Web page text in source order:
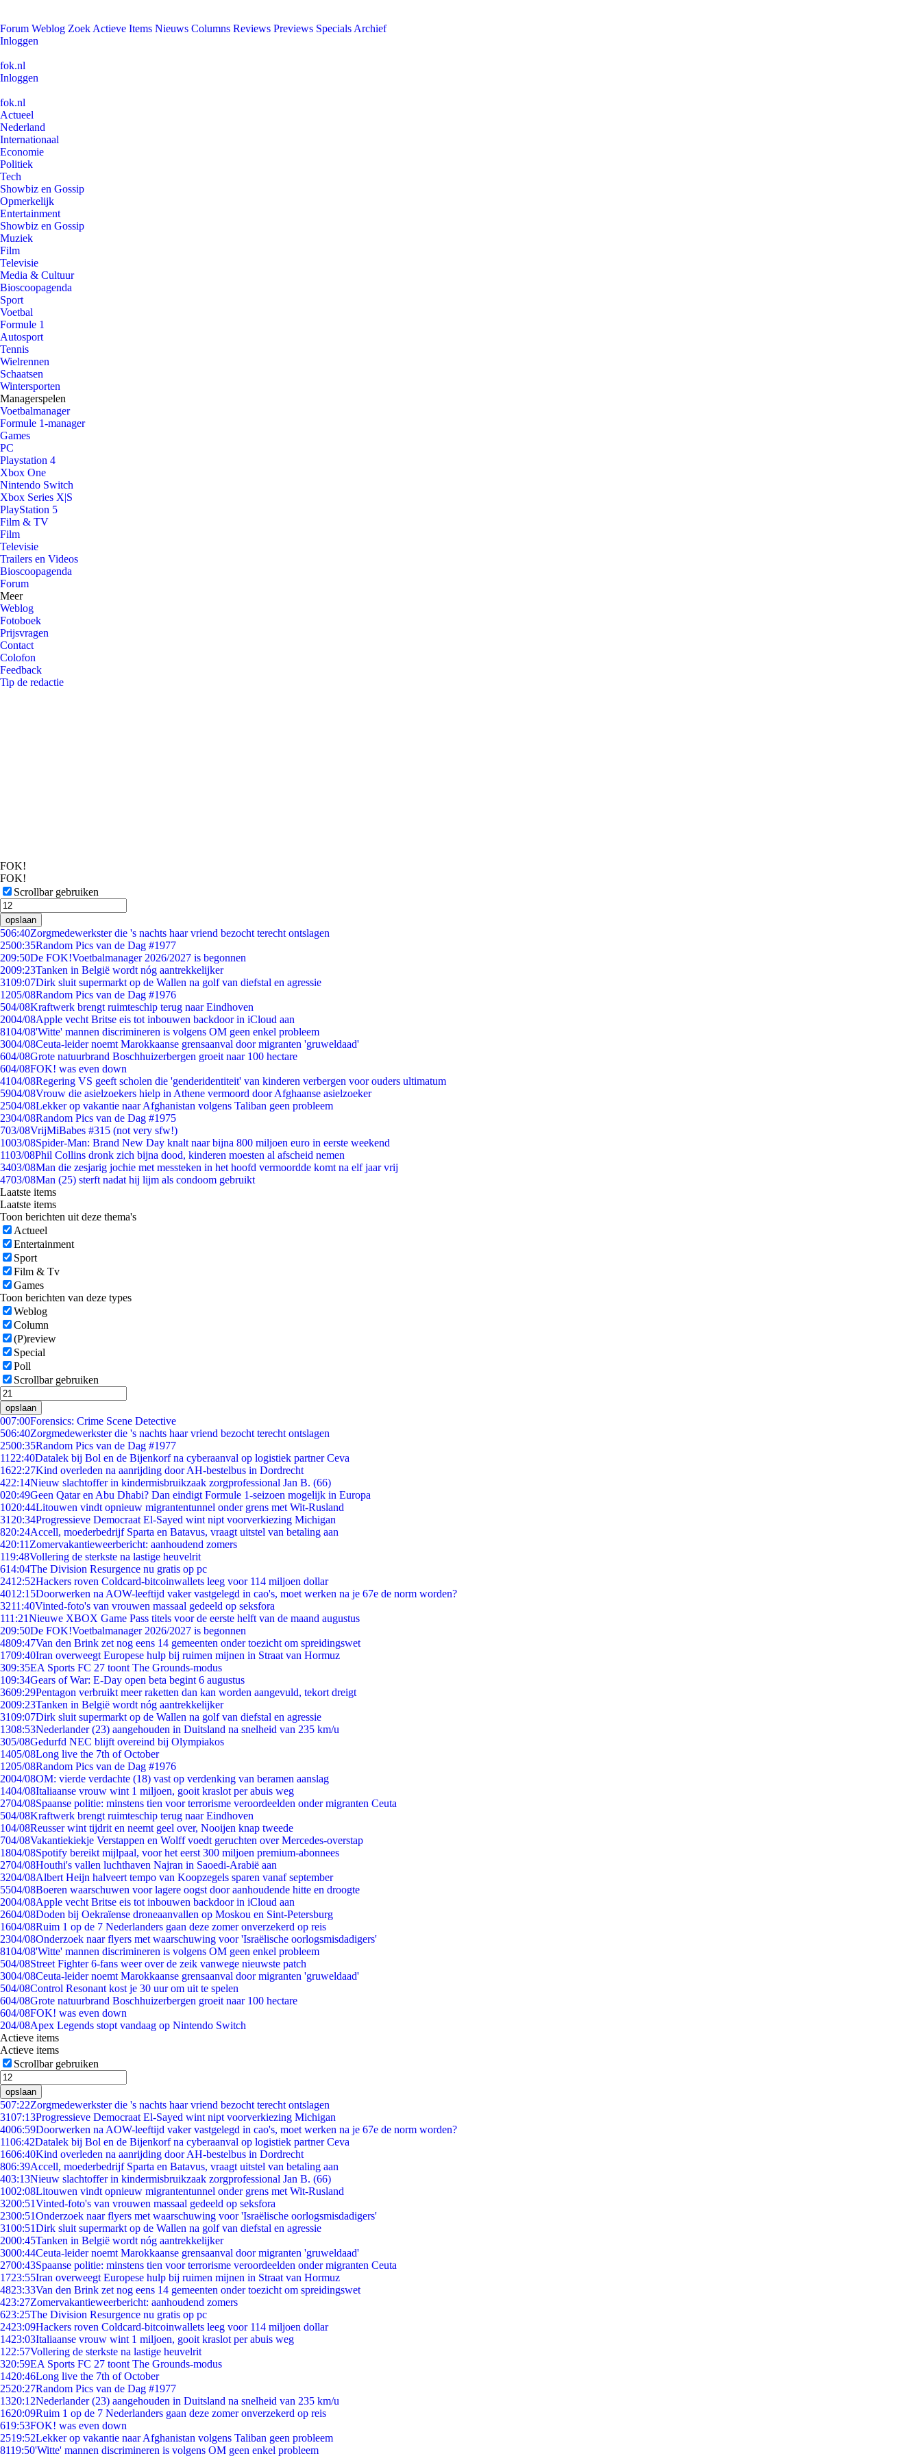
Forum Weblog Zoek Actieve Items Nieuws Columns Reviews Previews Specials Archief
Inloggen
fok.nl
Inloggen
fok.nl
Actueel
Nederland
Internationaal
Economie
Politiek
Tech
Showbiz en Gossip
Opmerkelijk
Entertainment
Showbiz en Gossip
Muziek
Film
Televisie
Media & Cultuur
Bioscoopagenda
Sport
Voetbal
Formule 1
Autosport
Tennis
Wielrennen
Schaatsen
Wintersporten
Managerspelen
Voetbalmanager
Formule 1-manager
Games
PC
Playstation 4
Xbox One
Nintendo Switch
Xbox Series X|S
PlayStation 5
Film & TV
Film
Televisie
Trailers en Videos
Bioscoopagenda
Forum
Meer
Weblog
Fotoboek
Prijsvragen
Contact
Colofon
Feedback
Tip de redactie
FOK!
FOK!
Scrollbar gebruiken
opslaan
506:40Zorgmedewerkster die 's nachts haar vriend bezocht terecht ontslagen
2500:35Random Pics van de Dag #1977
209:50De FOK!Voetbalmanager 2026/2027 is begonnen
2009:23Tanken in België wordt nóg aantrekkelijker
3109:07Dirk sluit supermarkt op de Wallen na golf van diefstal en agressie
1205/08Random Pics van de Dag #1976
504/08Kraftwerk brengt ruimteschip terug naar Eindhoven
2004/08Apple vecht Britse eis tot inbouwen backdoor in iCloud aan
8104/08'Witte' mannen discrimineren is volgens OM geen enkel probleem
3004/08Ceuta-leider noemt Marokkaanse grensaanval door migranten 'gruweldaad'
604/08Grote natuurbrand Boschhuizerbergen groeit naar 100 hectare
604/08FOK! was even down
4104/08Regering VS geeft scholen die 'genderidentiteit' van kinderen verbergen voor ouders ultimatum
5904/08Vrouw die asielzoekers hielp in Athene vermoord door Afghaanse asielzoeker
2504/08Lekker op vakantie naar Afghanistan volgens Taliban geen probleem
2304/08Random Pics van de Dag #1975
703/08VrijMiBabes #315 (not very sfw!)
1003/08Spider-Man: Brand New Day knalt naar bijna 800 miljoen euro in eerste weekend
1103/08Phil Collins dronk zich bijna dood, kinderen moesten al afscheid nemen
3403/08Man die zesjarig jochie met messteken in het hoofd vermoordde komt na elf jaar vrij
4703/08Man (25) sterft nadat hij lijm als condoom gebruikt
Laatste items
Laatste items
Toon berichten uit deze thema's
Actueel
Entertainment
Sport
Film & Tv
Games
Toon berichten van deze types
Weblog
Column
(P)review
Special
Poll
Scrollbar gebruiken
opslaan
007:00Forensics: Crime Scene Detective
506:40Zorgmedewerkster die 's nachts haar vriend bezocht terecht ontslagen
2500:35Random Pics van de Dag #1977
11 22:40Datalek bij Bol en de Bijenkorf na cyberaanval op logistiek partner Ceva
1622:27Kind overleden na aanrijding door AH-bestelbus in Dordrecht
422:14Nieuw slachtoffer in kindermisbruikzaak zorgprofessional Jan B. (66)
020:49Geen Qatar en Abu Dhabi? Dan eindigt Formule 1-seizoen mogelijk in Europa
1020:44Litouwen vindt opnieuw migrantentunnel onder grens met Wit-Rusland
31 20:34Progressieve Democraat El-Sayed wint nipt voorverkiezing Michigan
820:24Accell, moederbedrijf Sparta en Batavus, vraagt uitstel van betaling aan
420:11 Zomervakantieweerbericht: aanhoudend zomers
119:48Vollering de sterkste na lastige heuvelrit
614:04The Division Resurgence nu gratis op pc
2412:52Hackers roven Coldcard-bitcoinwallets leeg voor 114 miljoen dollar
4012:15Doorwerken na AOW-leeftijd vaker vastgelegd in cao's, moet werken na je 67e de norm worden?
3211:40Vinted-foto's van vrouwen massaal gedeeld op seksfora
111:21Nieuwe XBOX Game Pass titels voor de eerste helft van de maand augustus
209:50De FOK!Voetbalmanager 2026/2027 is begonnen
4809:47Van den Brink zet nog eens 14 gemeenten onder toezicht om spreidingswet
1709:40Iran overweegt Europese hulp bij ruimen mijnen in Straat van Hormuz
309:35EA Sports FC 27 toont The Grounds-modus
109:34Gears of War: E-Day open beta begint 6 augustus
3609:29Pentagon verbruikt meer raketten dan kan worden aangevuld, tekort dreigt
2009:23Tanken in België wordt nóg aantrekkelijker
3109:07Dirk sluit supermarkt op de Wallen na golf van diefstal en agressie
1308:53Nederlander (23) aangehouden in Duitsland na snelheid van 235 km/u
305/08Gedurfd NEC blijft overeind bij Olympiakos
1405/08Long live the 7th of October
1205/08Random Pics van de Dag #1976
2004/08OM: vierde verdachte (18) vast op verdenking van beramen aanslag
1404/08Italiaanse vrouw wint 1 miljoen, gooit kraslot per abuis weg
2704/08Spaanse politie: minstens tien voor terrorisme veroordeelden onder migranten Ceuta
504/08Kraftwerk brengt ruimteschip terug naar Eindhoven
104/08Reusser wint tijdrit en neemt geel over, Nooijen knap tweede
704/08Vakantiekiekje Verstappen en Wolff voedt geruchten over Mercedes-overstap
1804/08Spotify bereikt mijlpaal, voor het eerst 300 miljoen premium-abonnees
2704/08Houthi's vallen luchthaven Najran in Saoedi-Arabië aan
3204/08Albert Heijn halveert tempo van Koopzegels sparen vanaf september
5504/08Boeren waarschuwen voor lagere oogst door aanhoudende hitte en droogte
2004/08Apple vecht Britse eis tot inbouwen backdoor in iCloud aan
2604/08Doden bij Oekraïense droneaanvallen op Moskou en Sint-Petersburg
1604/08Ruim 1 op de 7 Nederlanders gaan deze zomer onverzekerd op reis
2304/08Onderzoek naar flyers met waarschuwing voor 'Israëlische oorlogsmisdadigers'
8104/08'Witte' mannen discrimineren is volgens OM geen enkel probleem
504/08Street Fighter 6-fans weer over de zeik vanwege nieuwste patch
3004/08Ceuta-leider noemt Marokkaanse grensaanval door migranten 'gruweldaad'
504/08Control Resonant kost je 30 uur om uit te spelen
604/08Grote natuurbrand Boschhuizerbergen groeit naar 100 hectare
604/08FOK! was even down
204/08Apex Legends stopt vandaag op Nintendo Switch
Actieve items
Actieve items
Scrollbar gebruiken
opslaan
507:22Zorgmedewerkster die 's nachts haar vriend bezocht terecht ontslagen
3107:13Progressieve Democraat El-Sayed wint nipt voorverkiezing Michigan
4006:59Doorwerken na AOW-leeftijd vaker vastgelegd in cao's, moet werken na je 67e de norm worden?
1106:42Datalek bij Bol en de Bijenkorf na cyberaanval op logistiek partner Ceva
1606:40Kind overleden na aanrijding door AH-bestelbus in Dordrecht
806:39Accell, moederbedrijf Sparta en Batavus, vraagt uitstel van betaling aan
403:13Nieuw slachtoffer in kindermisbruikzaak zorgprofessional Jan B. (66)
1002:08Litouwen vindt opnieuw migrantentunnel onder grens met Wit-Rusland
3200:51Vinted-foto's van vrouwen massaal gedeeld op seksfora
2300:51Onderzoek naar flyers met waarschuwing voor 'Israëlische oorlogsmisdadigers'
3100:51Dirk sluit supermarkt op de Wallen na golf van diefstal en agressie
2000:45Tanken in België wordt nóg aantrekkelijker
3000:44Ceuta-leider noemt Marokkaanse grensaanval door migranten 'gruweldaad'
2700:43Spaanse politie: minstens tien voor terrorisme veroordeelden onder migranten Ceuta
1723:55Iran overweegt Europese hulp bij ruimen mijnen in Straat van Hormuz
4823:33Van den Brink zet nog eens 14 gemeenten onder toezicht om spreidingswet
423:27Zomervakantieweerbericht: aanhoudend zomers
623:25The Division Resurgence nu gratis op pc
2423:09Hackers roven Coldcard-bitcoinwallets leeg voor 114 miljoen dollar
1423:03Italiaanse vrouw wint 1 miljoen, gooit kraslot per abuis weg
1 22:57Vollering de sterkste na lastige heuvelrit
320:59EA Sports FC 27 toont The Grounds-modus
1420:46Long live the 7th of October
2520:27Random Pics van de Dag #1977
1320:12Nederlander (23) aangehouden in Duitsland na snelheid van 235 km/u
1620:09Ruim 1 op de 7 Nederlanders gaan deze zomer onverzekerd op reis
619:53FOK! was even down
2519:52Lekker op vakantie naar Afghanistan volgens Taliban geen probleem
8119:50'Witte' mannen discrimineren is volgens OM geen enkel probleem